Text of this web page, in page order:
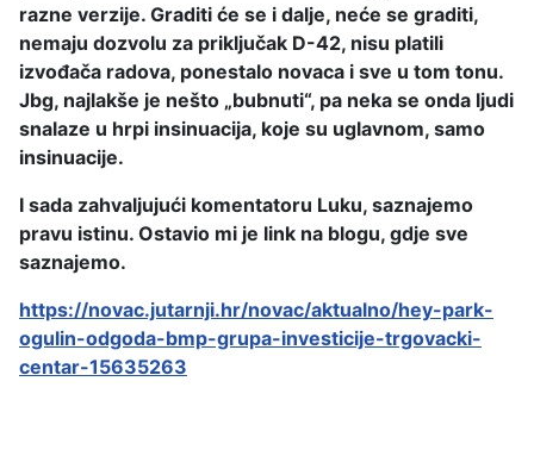
razne verzije. Graditi će se i dalje, neće se graditi,
nemaju dozvolu za priključak D-42, nisu platili
izvođača radova, ponestalo novaca i sve u tom tonu.
Jbg, najlakše je nešto „bubnuti“, pa neka se onda ljudi
snalaze u hrpi insinuacija, koje su uglavnom, samo
insinuacije.
I sada zahvaljujući komentatoru Luku, saznajemo
pravu istinu. Ostavio mi je link na blogu, gdje sve
saznajemo.
https://novac.jutarnji.hr/novac/aktualno/hey-park-
ogulin-odgoda-bmp-grupa-investicije-trgovacki-
centar-15635263